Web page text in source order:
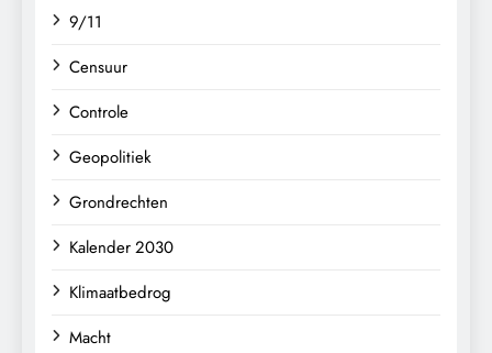
9/11
Censuur
Controle
Geopolitiek
Grondrechten
Kalender 2030
Klimaatbedrog
Macht